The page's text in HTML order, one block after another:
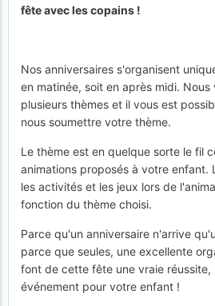
fête avec les copains !
Nos anniversaires s'organisent
en matinée, soit en après midi. Nous
plusieurs thèmes et il vous est
nous soumettre votre thème.
Le thème est en quelque sorte le fil
animations proposés à votre enfant.
les activités et les jeux lors de
fonction du thème choisi.
Parce qu'un anniversaire n'arrive
parce que seules, une excellente
font de cette fête une vraie réussite,
événement pour votre enfant !